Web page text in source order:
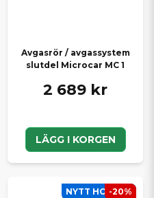
Avgasrör / avgassystem
slutdel Microcar MC 1
2 689 kr
LÄGG I KORGEN
NYTT HOS SCP
-20%